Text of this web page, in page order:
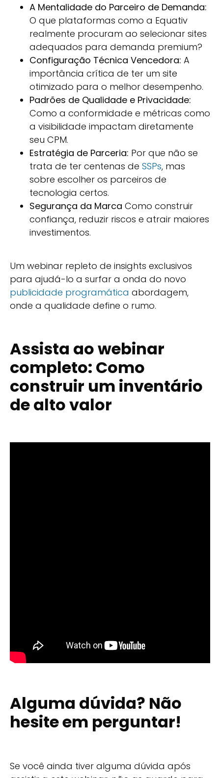
A Mentalidade do Parceiro de Demanda:
O que plataformas como a Equativ
realmente procuram ao selecionar sites
adequados para demanda premium?
Configuração Técnica Vencedora: A
importância crítica de ter um site
otimizado para o melhor desempenho.
Padrões de Qualidade e Privacidade:
Como a conformidade e métricas como
a visibilidade impactam diretamente
seu CPM.
Estratégia de Parceria: Por que não se
trata de ter centenas de SSPs, mas
sobre escolher os parceiros de
tecnologia certos.
Segurança da Marca Como construir
confiança, reduzir riscos e atrair maiores
investimentos.
Um webinar repleto de insights exclusivos
para ajudá-lo a surfar a onda do novo
publicidade programática abordagem,
onde a qualidade define o rumo.
Assista ao webinar
completo: Como
construir um inventário
de alto valor
Alguma dúvida? Não
hesite em perguntar!
Se você ainda tiver alguma dúvida após